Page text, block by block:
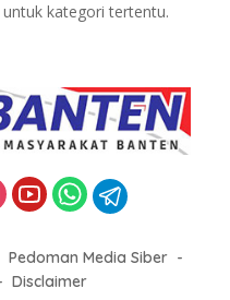
kategori tertentu.
Pedoman Media Siber
Disclaimer